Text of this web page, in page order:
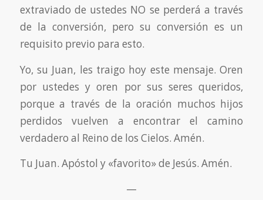
extraviado de ustedes NO se perderá a través
de la conversión, pero su conversión es un
requisito previo para esto.
Yo, su Juan, les traigo hoy este mensaje. Oren
por ustedes y oren por sus seres queridos,
porque a través de la oración muchos hijos
perdidos vuelven a encontrar el camino
verdadero al Reino de los Cielos. Amén.
Tu Juan. Apóstol y «favorito» de Jesús. Amén.
—